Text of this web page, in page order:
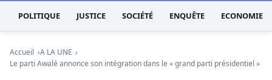
POLITIQUE JUSTICE SOCIÉTÉ ENQUÊTE ECONOMIE
Accueil
A LA UNE
Le parti Awalé annonce son intégration dans le « grand parti présidentiel »